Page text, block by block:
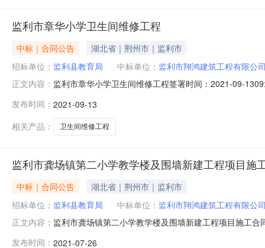
监利市章华小学卫生间维修工程
中标｜合同公告
湖北省｜荆州市｜监利市
招标单位： 监利县教育局 中标单位： 监利市翔鸿建筑工程有限公
正文内容： 监利市章华小学卫生间维修工程签署时间：2021-09-
发布时间： 2021-09-13
相关产品：
卫生间维修工程
监利市龚场镇第二小学教学楼及围墙新建工程项目施
中标｜合同公告
湖北省｜荆州市｜监利市
招标单位： 监利县教育局 中标单位： 监利市翔鸿建筑工程有限公
正文内容： 监利市龚场镇第二小学教学楼及围墙新建工程项目施工
发布时间： 2021-07-26